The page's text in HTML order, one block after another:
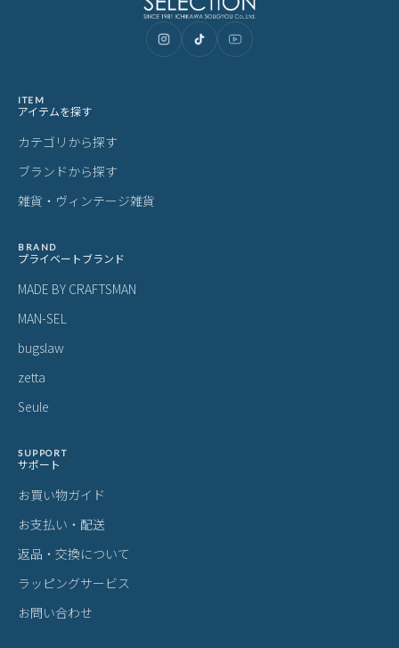
ITEM
アイテムを探す
カテゴリから探す
ブランドから探す
雑貨・ヴィンテージ雑貨
BRAND
プライベートブランド
MADE BY CRAFTSMAN
MAN-SEL
bugslaw
zetta
Seule
SUPPORT
サポート
お買い物ガイド
お支払い・配送
返品・交換について
ラッピングサービス
お問い合わせ